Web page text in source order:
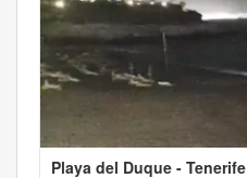
Playa del Duque - Tenerife